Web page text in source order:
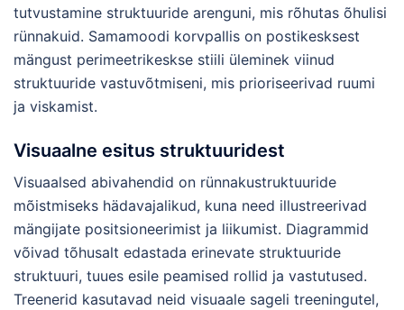
tutvustamine struktuuride arenguni, mis rõhutas õhulisi
rünnakuid. Samamoodi korvpallis on postikesksest
mängust perimeetrikeskse stiili üleminek viinud
struktuuride vastuvõtmiseni, mis prioriseerivad ruumi
ja viskamist.
Visuaalne esitus struktuuridest
Visuaalsed abivahendid on rünnakustruktuuride
mõistmiseks hädavajalikud, kuna need illustreerivad
mängijate positsioneerimist ja liikumist. Diagrammid
võivad tõhusalt edastada erinevate struktuuride
struktuuri, tuues esile peamised rollid ja vastutused.
Treenerid kasutavad neid visuaale sageli treeningutel,